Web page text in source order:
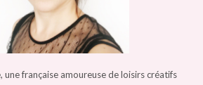
une française amoureuse de loisirs créatifs